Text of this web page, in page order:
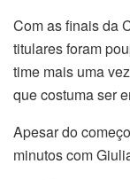
Com as finais da
titulares foram
time mais uma
que costuma ser
Apesar do
minutos com